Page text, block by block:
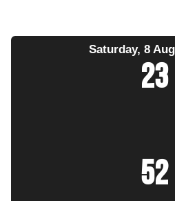
Saturday, 8
23
52